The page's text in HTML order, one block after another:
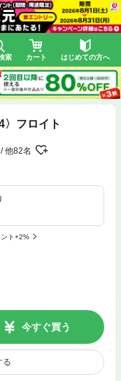
索 カート はじめての方へ
フロイト
他82名
ト+2%
今すぐ買う
る